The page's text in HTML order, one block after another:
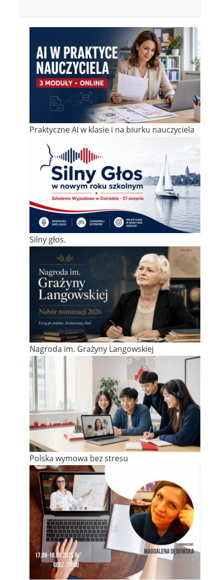
Praktyczne AI w klasie i na biurku nauczyciela
Silny głos.
Nagroda im. Grażyny Langowskiej
Polska wymowa bez stresu